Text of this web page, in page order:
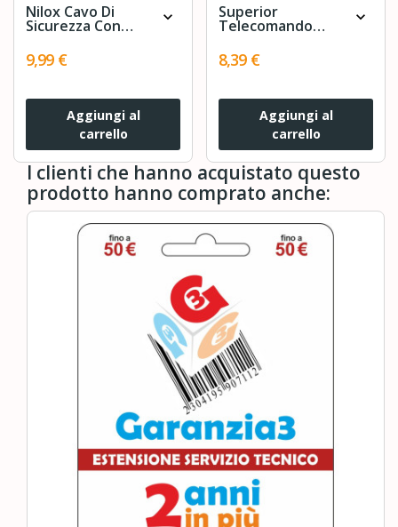
Nilox Cavo Di
Sicurezza Con
Laptop 1.8mt.
expand_more
9,99 €
Aggiungi al
carrello
Superior
Telecomando
Climatizzatori
AirCo Plus
expand_more
8,39 €
Aggiungi al
carrello
I clienti che hanno acquistato questo
prodotto hanno comprato anche: